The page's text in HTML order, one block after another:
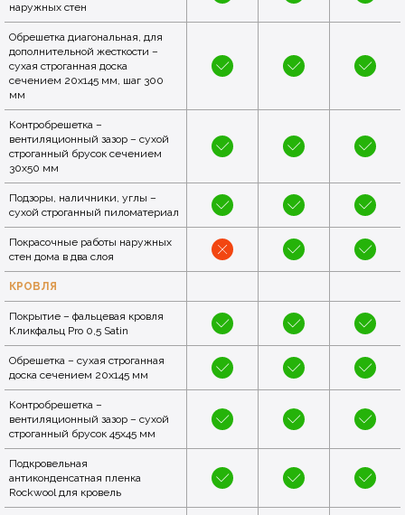
наружных стен
Обрешетка диагональная, для
дополнительной жесткости –
сухая строганная доска
сечением 20x145 мм, шаг 300
мм
Контробрешетка –
вентиляционный зазор – сухой
строганный брусок сечением
30x50 мм
Подзоры, наличники, углы –
сухой строганный пиломатериал
Покрасочные работы наружных
стен дома в два слоя
КРОВЛЯ
Покрытие – фальцевая кровля
Кликфальц Pro 0,5 Satin
Обрешетка – сухая строганная
доска сечением 20x145 мм
Контробрешетка –
вентиляционный зазор – сухой
строганный брусок 45x45 мм
Подкровельная
антиконденсатная пленка
Rockwool для кровель